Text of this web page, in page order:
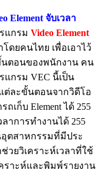
Element จับเวลา
แกรม Video Element
ยคนไทย เพื่อเอาไว้
นตอนของพนักงาน คน
แกรม VEC นี้เป็น
ต่ละขั้นตอนจากวิดีโอ
เก็บ Element ได้ 255
ลาการทำงานได้ 255
อุตสาหกรรมที่มีประ
วยวิเคราะห์เวลาที่ใช้
ราะห์และพิมพ์รายงาน